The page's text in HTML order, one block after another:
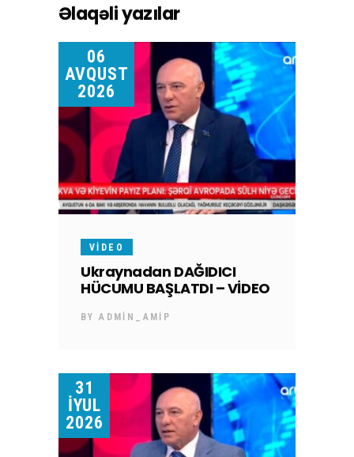
Əlaqəli yazılar
06
AVQUST
2026
VIDEO
Ukraynadan DAĞIDICI
HÜCUMU BAŞLATDI – VİDEO
BYADMIN_AMIP
31
İYUL
2026